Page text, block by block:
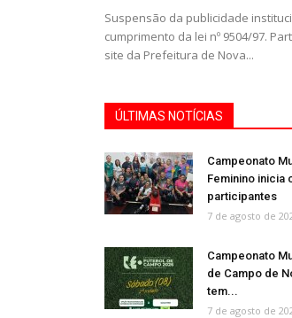
Suspensão da publicidade
cumprimento da lei nº 9504/97.
site da Prefeitura de Nova...
ÚLTIMAS NOTÍCIAS
Campeonato
Feminino inicia
participantes
7 de agosto de
Campeonato
de Campo de
tem...
7 de agosto de